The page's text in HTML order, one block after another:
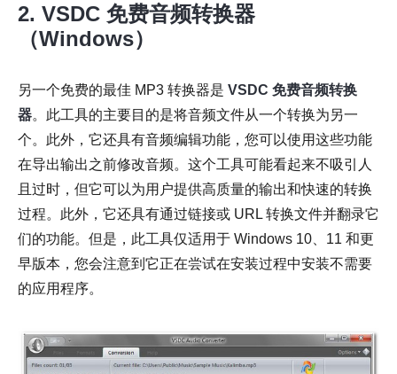
2. VSDC 免费音频转换器
（Windows）
另一个免费的最佳 MP3 转换器是 VSDC 免费音频转换
器。此工具的主要目的是将音频文件从一个转换为另一
个。此外，它还具有音频编辑功能，您可以使用这些功能
在导出输出之前修改音频。这个工具可能看起来不吸引人
且过时，但它可以为用户提供高质量的输出和快速的转换
过程。此外，它还具有通过链接或 URL 转换文件并翻录它
们的功能。但是，此工具仅适用于 Windows 10、11 和更
早版本，您会注意到它正在尝试在安装过程中安装不需要
的应用程序。